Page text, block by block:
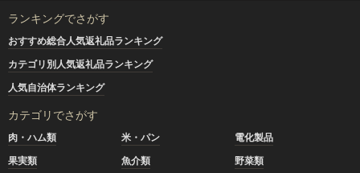
ランキングでさがす
おすすめ総合人気返礼品ランキング
カテゴリ別人気返礼品ランキング
人気自治体ランキング
カテゴリでさがす
肉・ハム類 米・パン
電化製品
果実類
魚介類
野菜類